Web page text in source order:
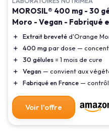
MOROSIL® 400 mg - 30
Moro - Vegan - Fabriqué
＋ Extrait brevetéd'Orange
＋
400 mgpar dose —
＋
30 gélules = 1 mois de cure
＋
Vegan— convient aux
＋
Fabriqué en France—
Voir l'offre